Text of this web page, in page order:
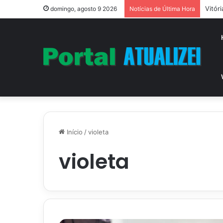
domingo, agosto 9 2026 Notícias de Última Hora
Início /violeta
violeta